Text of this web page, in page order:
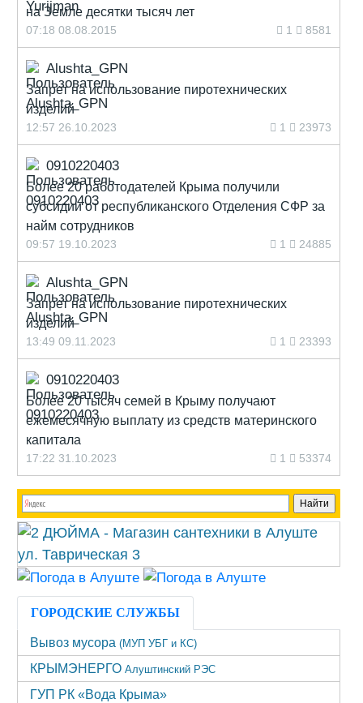
на Земле десятки тысяч лет
07:18 08.08.2015 1 8581
Alushta_GPN
Запрет на использование пиротехнических
изделий
12:57 26.10.2023 1 23973
0910220403
Более 20 работодателей Крыма получили
субсидии от республиканского Отделения СФР за
найм сотрудников
09:57 19.10.2023 1 24885
Alushta_GPN
Запрет на использование пиротехнических
изделий
13:49 09.11.2023 1 23393
0910220403
Более 20 тысяч семей в Крыму получают
ежемесячную выплату из средств материнского
капитала
17:22 31.10.2023 1 53374
ГОРОДСКИЕ СЛУЖБЫ
Вывоз мусора (МУП УБГ и КС)
КРЫМЭНЕРГО Алуштинский РЭС
ГУП РК «Вода Крыма»